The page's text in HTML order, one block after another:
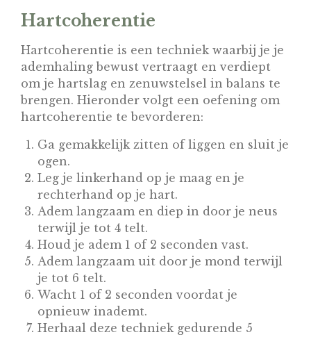
Hartcoherentie
Hartcoherentie is een techniek waarbij je je
ademhaling bewust vertraagt en verdiept
om je hartslag en zenuwstelsel in balans te
brengen. Hieronder volgt een oefening om
hartcoherentie te bevorderen:
Ga gemakkelijk zitten of liggen en sluit je
ogen.
Leg je linkerhand op je maag en je
rechterhand op je hart.
Adem langzaam en diep in door je neus
terwijl je tot 4 telt.
Houd je adem 1 of 2 seconden vast.
Adem langzaam uit door je mond terwijl
je tot 6 telt.
Wacht 1 of 2 seconden voordat je
opnieuw inademt.
Herhaal deze techniek gedurende 5